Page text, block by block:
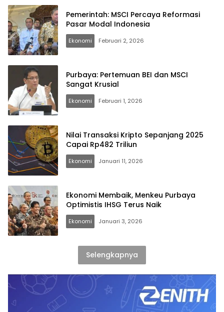
Pemerintah: MSCI Percaya Reformasi
Pasar Modal Indonesia
Ekonomi Februari 2, 2026
Purbaya: Pertemuan BEI dan MSCI
Sangat Krusial
Ekonomi Februari 1, 2026
Nilai Transaksi Kripto Sepanjang 2025
Capai Rp482 Triliun
Ekonomi Januari 11, 2026
Ekonomi Membaik, Menkeu Purbaya
Optimistis IHSG Terus Naik
Ekonomi Januari 3, 2026
Selengkapnya